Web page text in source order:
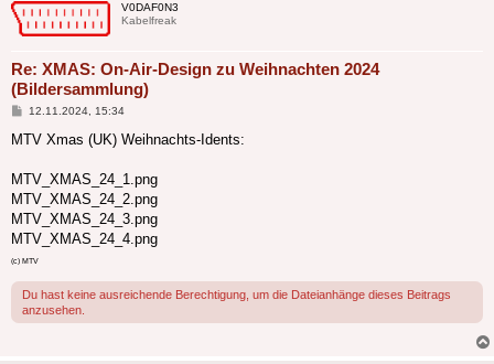
V0DAF0N3
Kabelfreak
Re: XMAS: On-Air-Design zu Weihnachten 2024
(Bildersammlung)
Beitrag
12.11.2024, 15:34
MTV Xmas (UK) Weihnachts-Idents:
MTV_XMAS_24_1.png
MTV_XMAS_24_2.png
MTV_XMAS_24_3.png
MTV_XMAS_24_4.png
(c) MTV
Du hast keine ausreichende Berechtigung, um die Dateianhänge dieses Beitrags
anzusehen.